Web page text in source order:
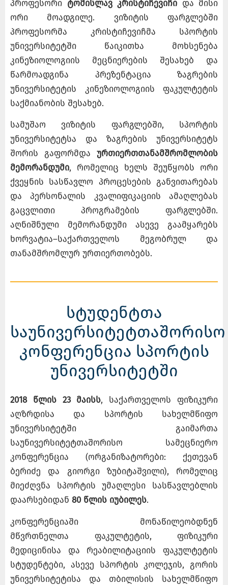
პროფესორი ტომისლავ კრისტიჩევიჩი და მისი
ორი მოადგილე. ვიზიტის ფარგლებში
პროფესორმა კრისტიჩევიჩმა სპორტის
უნივერსიტეტში წაიკითხა მოხსენება
კინეზიოლოგიის მეცნიერების შესახებ და
წარმოადგინა პრეზენტაცია ზაგრების
უნივერსიტეტის კინეზიოლოგიის ფაკულტეტის
საქმიანობის შესახებ.
სამუშაო ვიზიტის ფარგლებში, სპორტის
უნივერსიტეტსა და ზაგრების უნივერსიტეტს
შორის გაფორმდა ურთიერთთანამშრომლობის
მემორანდუმი, რომელიც ხელს შეუწყობს ორი
ქვეყნის სასწავლო პროცესების განვითარებას
და პერსონალის კვალიფიკაციის ამაღლებას
გაცვლითი პროგრამების ფარგლებში.
აღნიშნული მემორანდუმი ასევე გაამყარებს
ხორვატია–საქართველოს მეგობრულ და
თანამშრომლურ ურთიერთობებს.
სტუდენტთა
საუნივერსიტეტთაშორისო
კონფერენცია სპორტის
უნივერსიტეტში
2018 წლის 23 მაისს, საქართველოს ფიზიკური
აღზრდისა და სპორტის სახელმწიფო
უნივერსიტეტში გაიმართა
საუნივერსიტეტთაშორისო სამეცნიერო
კონფერენცია (ორგანიზატორები: ქეთევან
ბერიძე და გიორგი ზუბიტაშვილი), რომელიც
მიეძღვნა სპორტის უმაღლესი სასწავლებლის
დაარსებიდან 80 წლის იუბილეს.
კონფერენციაში მონაწილეობდნენ
მწვრთნელთა ფაკულტეტის, ფიზიკური
მედიცინისა და რეაბილიტაციის ფაკულტეტის
სტუდენტები, ასევე სპორტის კოლეჯის, გორის
უნივერსიტეტისა და თბილისის სახელმწიფო